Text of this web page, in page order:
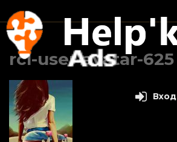
Перейти
содержимому
rcl-user-avatar-625
Вход